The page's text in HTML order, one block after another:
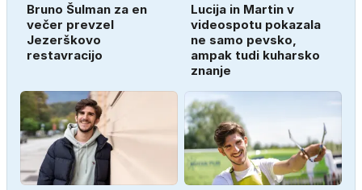
Bruno Šulman za en
večer prevzel
Jezerškovo
restavracijo
Lucija in Martin v
videospotu pokazala
ne samo pevsko,
ampak tudi kuharsko
znanje